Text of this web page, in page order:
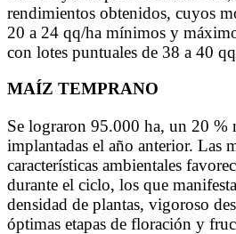
rendimientos obtenidos, cuyos
20 a 24 qq/ha mínimos y
con lotes puntuales de 38 a 40
MAÍZ TEMPRANO
Se lograron 95.000 ha, un 20 %
implantadas el año anterior. Las
características ambientales
durante el ciclo, los que
densidad de plantas, vigoroso
óptimas etapas de floración y